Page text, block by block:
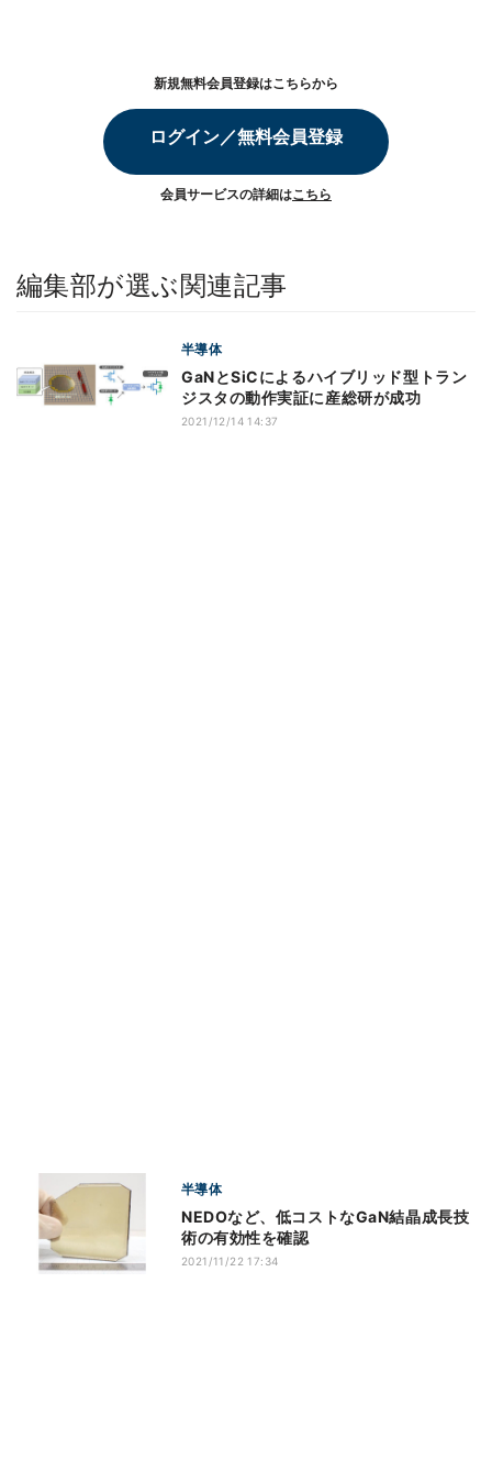
新規無料会員登録はこちらから
ログイン／無料会員登録
会員サービスの詳細はこちら
編集部が選ぶ関連記事
半導体
GaNとSiCによるハイブリッド型トラン
ジスタの動作実証に産総研が成功
2021/12/14 14:37
半導体
NEDOなど、低コストなGaN結晶成長技
術の有効性を確認
2021/11/22 17:34